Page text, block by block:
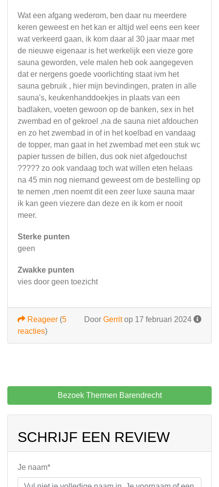
Wat een afgang wederom, ben daar nu meerdere
keren geweest en het kan er altijd wel eens een keer
wat verkeerd gaan, ik kom daar al 30 jaar maar met
de nieuwe eigenaar is het werkelijk een vieze gore
sauna geworden, vele malen heb ook aangegeven
dat er nergens goede voorlichting staat ivm het
sauna gebruik , hier mijn bevindingen, praten in alle
sauna's, keukenhanddoekjes in plaats van een
badlaken, voeten gewoon op de banken, sex in het
zwembad en of gekroel ,na de sauna niet afdouchen
en zo het zwembad in of in het koelbad en vandaag
de topper, man gaat in het zwembad met een stuk wc
papier tussen de billen, dus ook niet afgedouchst
????? zo ook vandaag toch wat willen eten helaas
na 45 min nog niemand geweest om de bestelling op
te nemen ,men noemt dit een zeer luxe sauna maar
ik kan geen viezere dan deze en ik kom er nooit
meer.
Sterke punten
geen
Zwakke punten
vies door geen toezicht
Door Gerritop 17 februari 2024
Reageer (5
reacties)
Bezoek Thermen Barendrecht
SCHRIJF EEN REVIEW
Je naam*